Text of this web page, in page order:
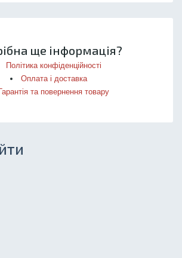
ще інформація?
Політика конфіденційності
Оплата і доставка
Гарантія та повернення товару